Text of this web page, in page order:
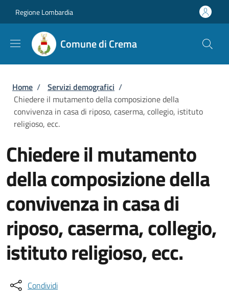
Regione Lombardia
Comune di Crema
Briciole di pane
Home / Servizi demografici /
Chiedere il mutamento della composizione della
convivenza in casa di riposo, caserma, collegio, istituto
religioso, ecc.
Chiedere il mutamento
della composizione della
convivenza in casa di
riposo, caserma, collegio,
istituto religioso, ecc.
Condividi